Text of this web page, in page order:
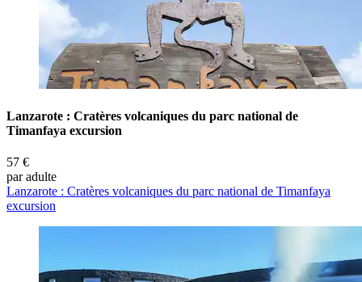
Lanzarote : Cratères volcaniques du parc national de
Timanfaya excursion
57 €
par adulte
Lanzarote : Cratères volcaniques du parc national de Timanfaya
excursion